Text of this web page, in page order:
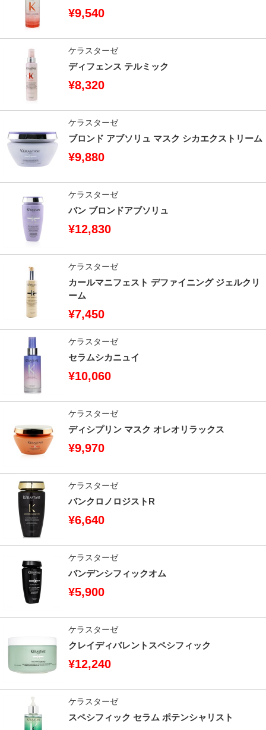
¥9,540
ケラスターゼ
ディフェンス テルミック
¥8,320
ケラスターゼ
ブロンド アブソリュ マスク シカエクストリーム
¥9,880
ケラスターゼ
バン ブロンドアブソリュ
¥12,830
ケラスターゼ
カールマニフェスト デファイニング ジェルクリ
ーム
¥7,450
ケラスターゼ
セラムシカニュイ
¥10,060
ケラスターゼ
ディシプリン マスク オレオリラックス
¥9,970
ケラスターゼ
バンクロノロジストR
¥6,640
ケラスターゼ
バンデンシフィックオム
¥5,900
ケラスターゼ
クレイディバレントスペシフィック
¥12,240
ケラスターゼ
スペシフィック セラム ポテンシャリスト